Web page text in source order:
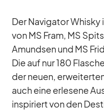
Der Na­vi­ga­tor Whisky
von MS Fram, MS
Amund­sen und MS
Die auf nur 180
der neuen,
auch eine er­le­sene
in­spi­riert von den